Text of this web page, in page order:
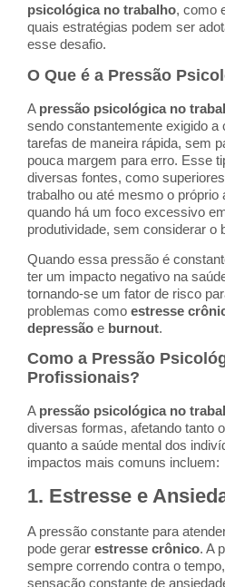
psicológica no trabalho, como
quais estratégias podem ser
esse desafio.
O Que é a Pressão
A pressão psicológica no
sendo constantemente exigido
tarefas de maneira rápida, sem
pouca margem para erro. Esse
diversas fontes, como
trabalho ou até mesmo o próprio
quando há um foco excessivo
produtividade, sem considerar o
Quando essa pressão é
ter um impacto negativo na
tornando-se um fator de risco
problemas como estresse
depressão e burnout.
Como a Pressão
Profissionais?
A pressão psicológica no
diversas formas, afetando tanto
quanto a saúde mental dos
impactos mais comuns incluem:
1. Estresse e
A pressão constante para
pode gerar estresse crônico. A
sempre correndo contra o
sensação constante de